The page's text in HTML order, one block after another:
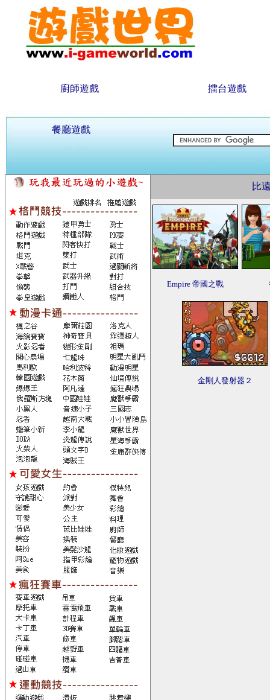
廚師遊戲 擂台遊戲
餐廳遊戲
比
Empire 帝國之戰
金剛人發射器２